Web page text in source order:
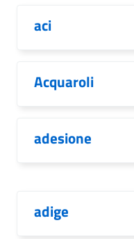
aci
Acquaroli
adesione
adige